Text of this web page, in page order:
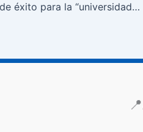
La educación virtual: fórmula de éxito para la “universidad gratuita” del presidente Duque
📍